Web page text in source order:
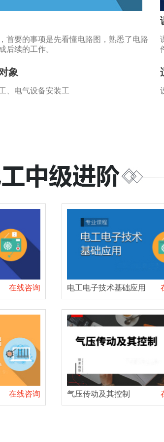
首要的事项是先看懂电路图，熟悉了电路
后续的工作。
象
、电气设备安装工
在线咨询 电工电子技术基础应用
在线咨询 气压传动及其控制